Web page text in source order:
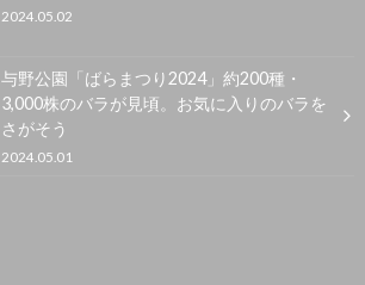
2024.05.02
与野公園「ばらまつり2024」約200種・
3,000株のバラが見頃。お気に入りのバラを
さがそう
2024.05.01